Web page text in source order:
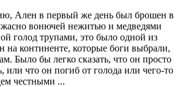
Ален в первый же день был брошен в
вонючей нежитью и медведями
голод трупами, это было одной из
на континенте, которые боги выбрали,
Было бы легко сказать, что он просто
или что он погиб от голода или чего-то
честными ...